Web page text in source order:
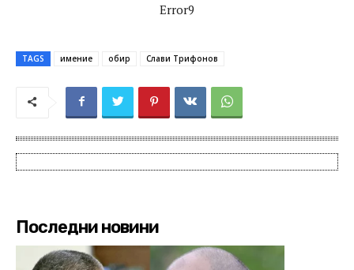
Error9
TAGS имение обир Слави Трифонов
Последни новини